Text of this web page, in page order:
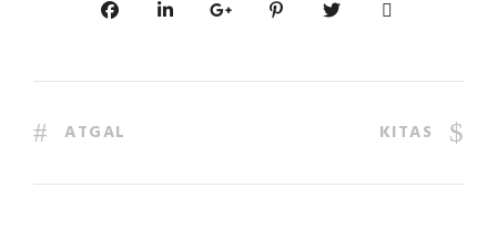
ATGAL KITAS